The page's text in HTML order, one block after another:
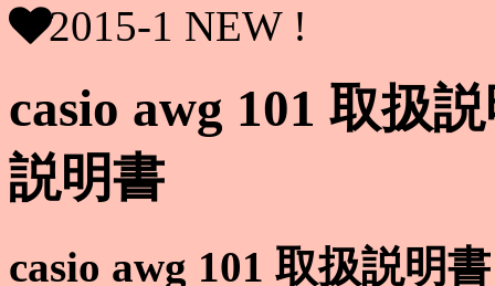
2015-1 NEW !
casio awg 101 取扱
説明書
casio awg 101 取扱説明書